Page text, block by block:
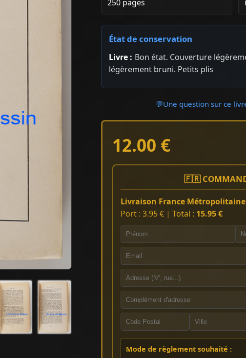
250 pages
État de conservation
Livre : Bon état. Couverture
légèrement bruni. Petits plis
💬Une question sur ce
12.00 €
🇫🇷
Livraison France
Port : 3.95 € | Total : 15.95 €
Mode de règlement souhaité :